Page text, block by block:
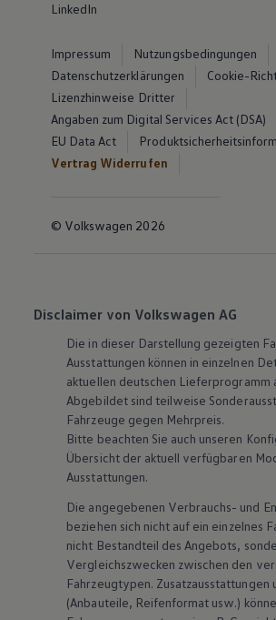
LinkedIn
Impressum
Nutzungsbedingungen
Datenschutzerklärungen
Cookie-
Lizenzhinweise Dritter
Angaben zum Digital Services Act (DSA)
EU Data Act
Vertrag Widerrufen
© Volkswagen 2026
Disclaimer von Volkswagen AG
Die in dieser Darstellung gezeigten
Ausstattungen können in einzelnen
aktuellen deutschen Lieferprogramm
Abgebildet sind teilweise
Fahrzeuge gegen Mehrpreis.
Bitte beachten Sie auch unseren
Übersicht der aktuell verfügbaren
Ausstattungen.
Die angegebenen Verbrauchs- und
beziehen sich nicht auf ein einzelnes
nicht Bestandteil des Angebots,
Vergleichszwecken zwischen den
Fahrzeugtypen. Zusatzausstattungen
(Anbauteile, Reifenformat usw.)